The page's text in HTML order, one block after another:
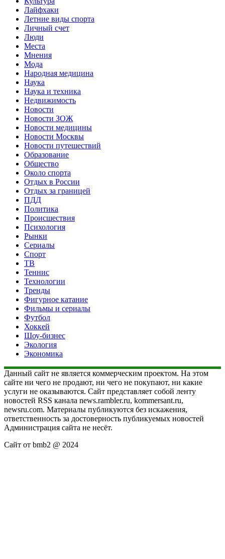
Лайфхаки
Летние виды спорта
Личный счет
Люди
Места
Мнения
Мода
Народная медицина
Наука
Наука и техника
Недвижимость
Новости
Новости ЗОЖ
Новости медицины
Новости Москвы
Новости путешествий
Образование
Общество
Около спорта
Отдых в России
Отдых за границей
ПДД
Политика
Происшествия
Психология
Рынки
Сериалы
Спорт
ТВ
Теннис
Технологии
Тренды
Фигурное катание
Фильмы и сериалы
Футбол
Хоккей
Шоу-бизнес
Экология
Экономика
Данный сайт не является коммерческим проектом. На этом
сайте ни чего не продают, ни чего не покупают, ни какие
услуги не оказываются. Сайт представляет собой ленту
новостей RSS канала news.rambler.ru, kommersant.ru,
newsru.com. Материалы публикуются без искажения,
ответственность за достоверность публикуемых новостей
Администрация сайта не несёт.
Сайт от bmb2 @ 2024